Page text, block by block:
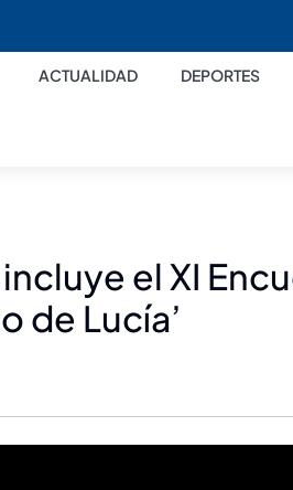
ACTUALIDAD DEPORTES
el XI
de Lucía’